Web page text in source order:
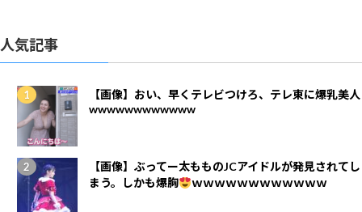
人気記事
【画像】おい、早くテレビつけろ、テレ東に爆乳美人
wwwwwwwwwwww
【画像】ぶってー太もものJCアイドルが発見されてし
まう。しかも爆胸
ｗｗｗｗｗｗｗｗｗｗｗｗ